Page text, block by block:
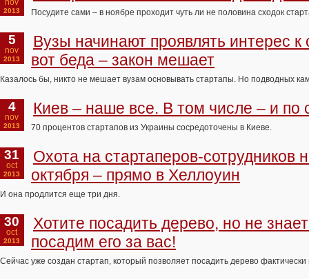
nov
2013 Посудите сами – в ноябре проходит чуть ли не половина сходок
5
nov
2013
Вузы начинают проявлять интерес к
вот беда – закон мешает
Казалось бы, никто не мешает вузам основывать стартапы. Но подводных
4
nov
2013
Киев – наше все. В том числе – и по
70 процентов стартапов из Украины сосредоточены в Киеве.
31
oct
2013
Охота на стартаперов-сотрудников
октября – прямо в Хеллоуин
И она продлится еще три дня.
30
oct
2013
Хотите посадить дерево, но не
посадим его за вас!
Сейчас уже создан стартап, который позволяет посадить дерево фактически